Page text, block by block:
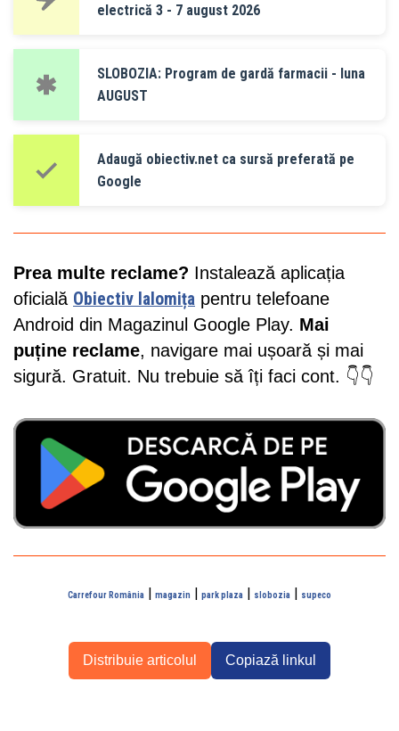
electrică 3 - 7 august 2026
SLOBOZIA: Program de gardă farmacii - luna
AUGUST
Adaugă obiectiv.net ca sursă preferată pe
Google
Prea multe reclame? Instalează aplicația
oficială Obiectiv Ialomița pentru telefoane
Android din Magazinul Google Play. Mai
puține reclame, navigare mai ușoară și mai
sigură. Gratuit. Nu trebuie să îți faci cont. 👇👇
Carrefour România magazin park plaza slobozia supeco
Distribuie articolul Copiază linkul